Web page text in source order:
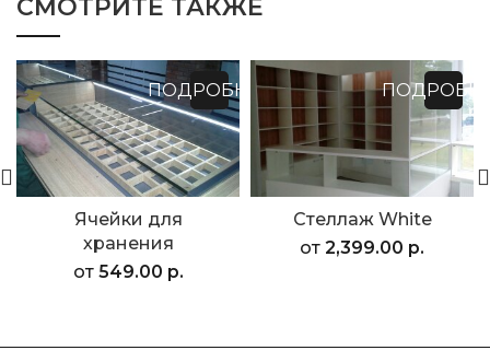
СМОТРИТЕ ТАКЖЕ
Ячейки для
хранения
от 549.00 р.
ПОДРОБНЕЕ
Стеллаж White
от 2,399.00 р.